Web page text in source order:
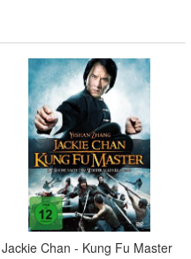
Jackie Chan - Kung Fu Master